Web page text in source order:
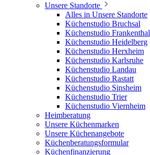
Unsere Standorte
Alles in Unsere Standorte
Küchenstudio Bruchsal
Küchenstudio Frankenthal
Küchenstudio Heidelberg
Küchenstudio Herxheim
Küchenstudio Karlsruhe
Küchenstudio Landau
Küchenstudio Rastatt
Küchenstudio Sinsheim
Küchenstudio Trier
Küchenstudio Viernheim
Heimberatung
Unsere Küchenmarken
Unsere Küchenangebote
Küchenberatungsformular
Küchenfinanzierung